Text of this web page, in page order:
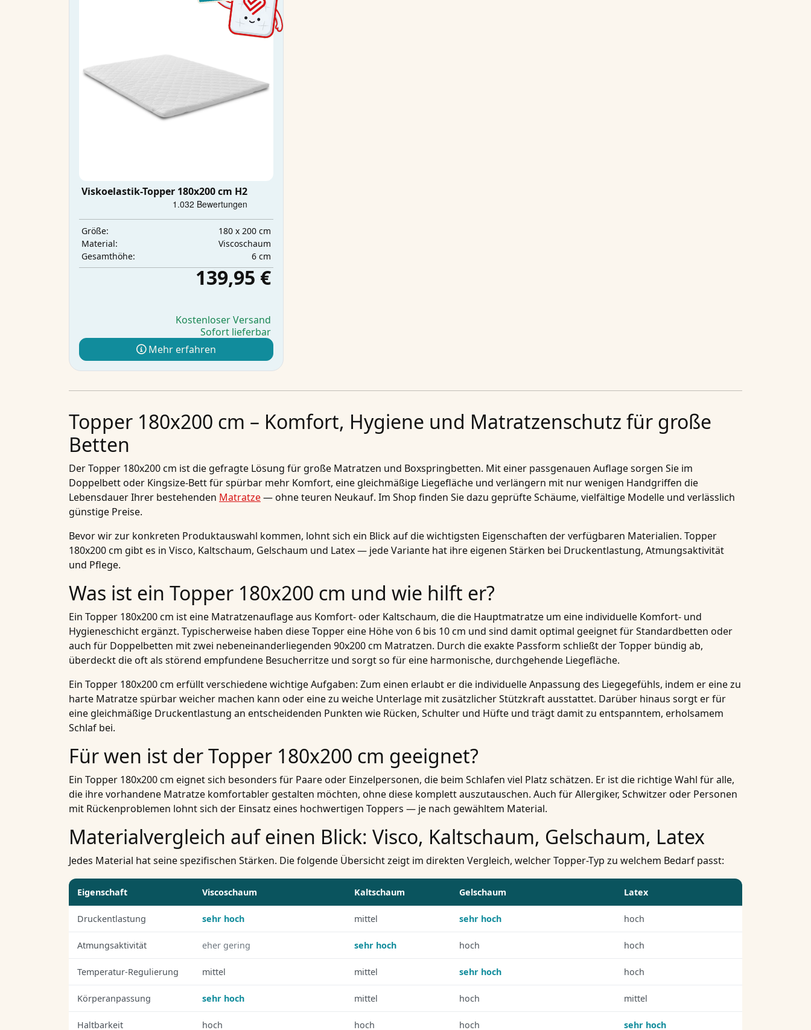
Viskoelastik-Topper 180x200 cm H2
Größe:
180 x 200 cm
Material:
Viscoschaum
Gesamthöhe:
6 cm
139,95 €
Kostenloser Versand
Sofort lieferbar
Mehr erfahren
Topper 180x200 cm – Komfort, Hygiene und Matratzenschutz für große
Betten
Der Topper 180x200 cm ist die gefragte Lösung für große Matratzen und Boxspringbetten. Mit einer passgenauen Auflage sorgen Sie im
Doppelbett oder Kingsize-Bett für spürbar mehr Komfort, eine gleichmäßige Liegefläche und verlängern mit nur wenigen Handgriffen die
Lebensdauer Ihrer bestehenden Matratze— ohne teuren Neukauf. Im Shop finden Sie dazu geprüfte Schäume, vielfältige Modelle und verlässlich
günstige Preise.
Bevor wir zur konkreten Produktauswahl kommen, lohnt sich ein Blick auf die wichtigsten Eigenschaften der verfügbaren Materialien. Topper
180x200 cm gibt es in Visco, Kaltschaum, Gelschaum und Latex — jede Variante hat ihre eigenen Stärken bei Druckentlastung, Atmungsaktivität
und Pflege.
Was ist ein Topper 180x200 cm und wie hilft er?
Ein Topper 180x200 cm ist eine Matratzenauflage aus Komfort- oder Kaltschaum, die die Hauptmatratze um eine individuelle Komfort- und
Hygieneschicht ergänzt. Typischerweise haben diese Topper eine Höhe von 6 bis 10 cm und sind damit optimal geeignet für Standardbetten oder
auch für Doppelbetten mit zwei nebeneinanderliegenden 90x200 cm Matratzen. Durch die exakte Passform schließt der Topper bündig ab,
überdeckt die oft als störend empfundene Besucherritze und sorgt so für eine harmonische, durchgehende Liegefläche.
Ein Topper 180x200 cm erfüllt verschiedene wichtige Aufgaben: Zum einen erlaubt er die individuelle Anpassung des Liegegefühls, indem er eine zu
harte Matratze spürbar weicher machen kann oder eine zu weiche Unterlage mit zusätzlicher Stützkraft ausstattet. Darüber hinaus sorgt er für
eine gleichmäßige Druckentlastung an entscheidenden Punkten wie Rücken, Schulter und Hüfte und trägt damit zu entspanntem, erholsamem
Schlaf bei.
Für wen ist der Topper 180x200 cm geeignet?
Ein Topper 180x200 cm eignet sich besonders für Paare oder Einzelpersonen, die beim Schlafen viel Platz schätzen. Er ist die richtige Wahl für alle,
die ihre vorhandene Matratze komfortabler gestalten möchten, ohne diese komplett auszutauschen. Auch für Allergiker, Schwitzer oder Personen
mit Rückenproblemen lohnt sich der Einsatz eines hochwertigen Toppers — je nach gewähltem Material.
Materialvergleich auf einen Blick: Visco, Kaltschaum, Gelschaum, Latex
Jedes Material hat seine spezifischen Stärken. Die folgende Übersicht zeigt im direkten Vergleich, welcher Topper-Typ zu welchem Bedarf passt:
Eigenschaft Viscoschaum Kaltschaum Gelschaum Latex
Druckentlastung sehr hoch mittel sehr hoch hoch
Atmungsaktivität eher gering sehr hoch hoch hoch
Temperatur-Regulierung mittel mittel sehr hoch hoch
Körperanpassung sehr hoch mittel hoch mittel
Haltbarkeit hoch hoch hoch sehr hoch